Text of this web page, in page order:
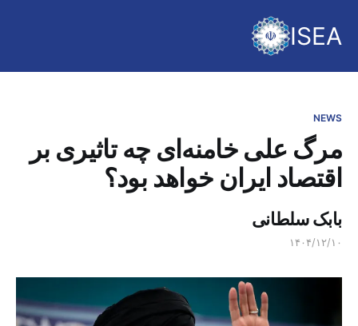
ISEA
NEWS
مرگ علی خامنه‌ای چه تاثیری بر
اقتصاد ایران خواهد بود؟
بابک سلطانی
۱۴۰۴/۱۲/۱۰